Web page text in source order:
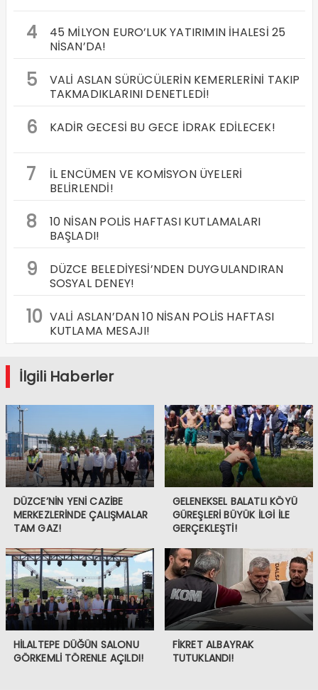
4
45 MİLYON EURO’LUK YATIRIMIN İHALESİ 25
NİSAN’DA!
5
VALİ ASLAN SÜRÜCÜLERİN KEMERLERİNİ TAKIP
TAKMADIKLARINI DENETLEDİ!
6 KADİR GECESİ BU GECE İDRAK EDİLECEK!
7
İL ENCÜMEN VE KOMİSYON ÜYELERİ
BELİRLENDİ!
8
10 NİSAN POLİS HAFTASI KUTLAMALARI
BAŞLADI!
9
DÜZCE BELEDİYESİ’NDEN DUYGULANDIRAN
SOSYAL DENEY!
10 VALİ ASLAN’DAN 10 NİSAN POLİS HAFTASI
KUTLAMA MESAJI!
İlgili Haberler
DÜZCE’NİN YENİ CAZİBE
MERKEZLERİNDE ÇALIŞMALAR
TAM GAZ!
GELENEKSEL BALATLI KÖYÜ
GÜREŞLERİ BÜYÜK İLGİ İLE
GERÇEKLEŞTİ!
HİLALTEPE DÜĞÜN SALONU
GÖRKEMLİ TÖRENLE AÇILDI!
FİKRET ALBAYRAK
TUTUKLANDI!